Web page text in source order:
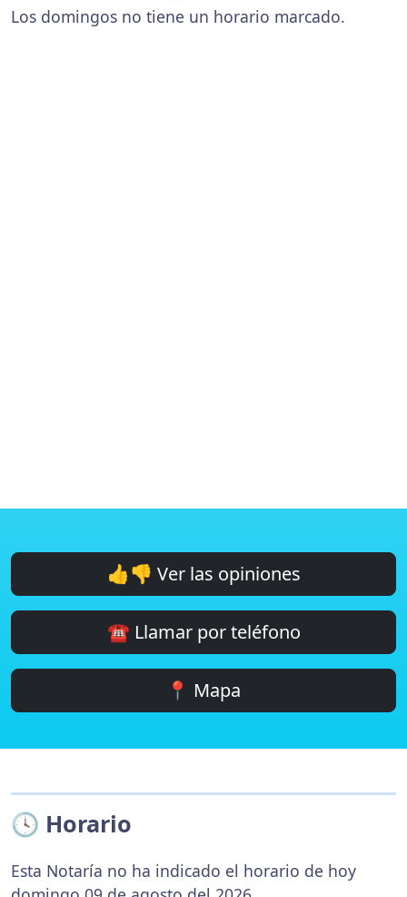
Los domingos no tiene un horario marcado.
👍👎 Ver las opiniones
☎️ Llamar por teléfono
📍 Mapa
🕓 Horario
Esta Notaría no ha indicado el horario de hoy